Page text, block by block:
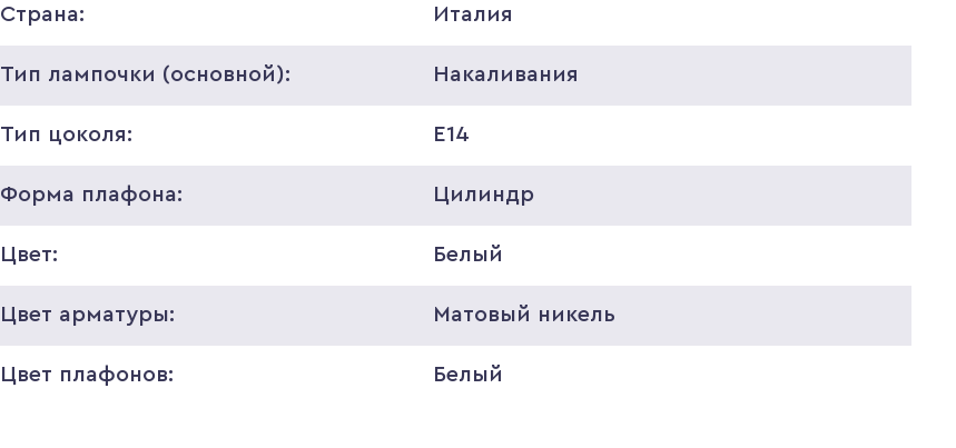
Страна: Италия
Тип лампочки (основной): Накаливания
Тип цоколя: E14
Форма плафона: Цилиндр
Цвет: Белый
Цвет арматуры: Матовый никель
Цвет плафонов: Белый